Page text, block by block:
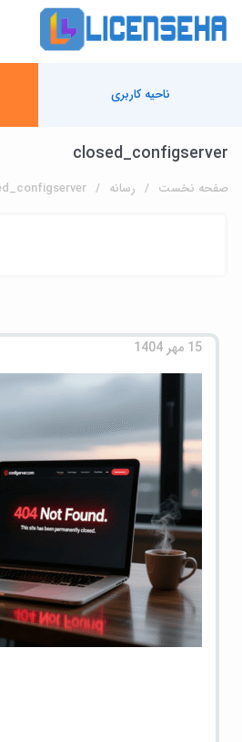
ناحیه کاربری
closed_configserver
صفحه نخست رسانه
15 مهر 1404